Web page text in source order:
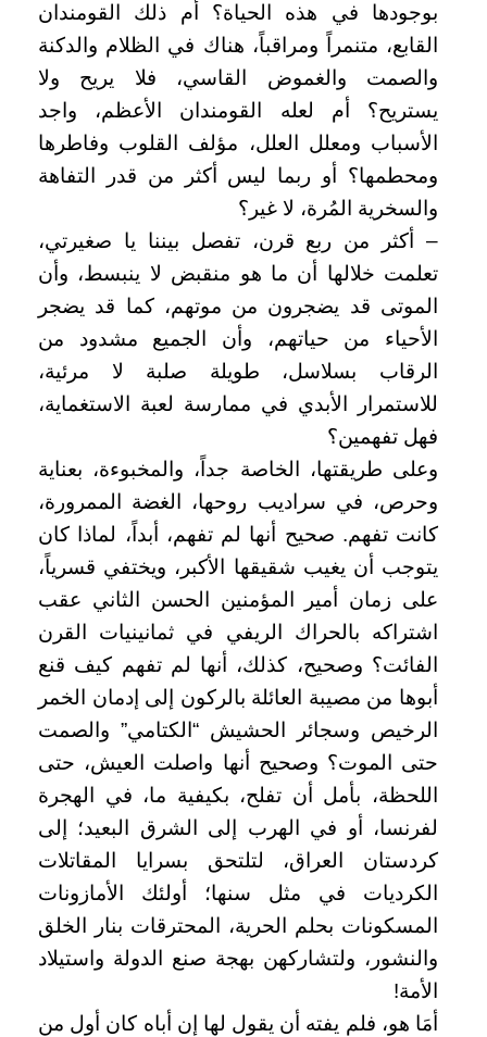
بوجودها في هذه الحياة؟ أم ذلك القومندان
القابع، متنمراً ومراقباً، هناك في الظلام والدكنة
والصمت والغموض القاسي، فلا يريح ولا
يستريح؟ أم لعله القومندان الأعظم، واجد
الأسباب ومعلل العلل، مؤلف القلوب وفاطرها
ومحطمها؟ أو ربما ليس أكثر من قدر التفاهة
والسخرية المُرة، لا غير؟
– أكثر من ربع قرن، تفصل بيننا يا صغيرتي،
تعلمت خلالها أن ما هو منقبض لا ينبسط، وأن
الموتى قد يضجرون من موتهم، كما قد يضجر
الأحياء من حياتهم، وأن الجميع مشدود من
الرقاب بسلاسل، طويلة صلبة لا مرئية،
للاستمرار الأبدي في ممارسة لعبة الاستغماية،
فهل تفهمين؟
وعلى طريقتها، الخاصة جداً، والمخبوءة، بعناية
وحرص، في سراديب روحها، الغضة الممرورة،
كانت تفهم. صحيح أنها لم تفهم، أبداً، لماذا كان
يتوجب أن يغيب شقيقها الأكبر، ويختفي قسرياً،
على زمان أمير المؤمنين الحسن الثاني عقب
اشتراكه بالحراك الريفي في ثمانينيات القرن
الفائت؟ وصحيح، كذلك، أنها لم تفهم كيف قنع
أبوها من مصيبة العائلة بالركون إلى إدمان الخمر
الرخيص وسجائر الحشيش “الكتامي” والصمت
حتى الموت؟ وصحيح أنها واصلت العيش، حتى
اللحظة، بأمل أن تفلح، بكيفية ما، في الهجرة
لفرنسا، أو في الهرب إلى الشرق البعيد؛ إلى
كردستان العراق، لتلتحق بسرايا المقاتلات
الكرديات في مثل سنها؛ أولئك الأمازونات
المسكونات بحلم الحرية، المحترقات بنار الخلق
والنشور، ولتشاركهن بهجة صنع الدولة واستيلاد
الأمة!
أمَا هو، فلم يفته أن يقول لها إن أباه كان أول من